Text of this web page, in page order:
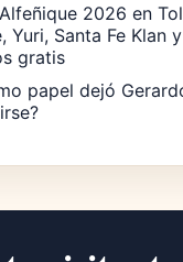
2026 en
Yuri, Santa Fe Klan
gratis
papel dejó